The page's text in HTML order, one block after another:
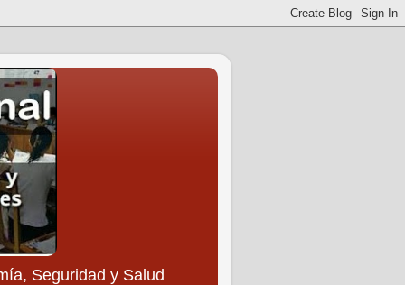
Seguridad y Salud